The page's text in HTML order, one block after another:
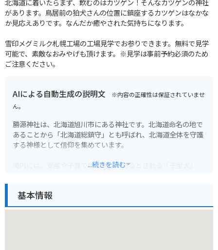
北海道に着いたらまず、飲むのはカツゲン！そんなカツゲンの神社
があります。鳥居前の狛犬さんの位置に鎮座するカツゲンはなかな
か見応えありです。なんだか癒やされた気持ちになります。
雪印メグミルク札幌工場の工場見学でお参りできます。無料で見学
可能で、素敵なおみやげも頂けます。※見学は事前予約必須のため
ご注意ください。
AIによる自動生成の説明文 ※内容の正確性は保証されていませ
ん。
勝源神社は、北海道旭川市にある神社です。北海道命名の地で
あることから「北海道総鎮守」とも呼ばれ、北海道全体を守護
する神様として信仰を集めています。
境内には、安産や子育てにご利益があるとされる「子宝犬」の
バイクで行く場合は、境内にある無料駐車場に停めることがで
...続きを読む
基本情報